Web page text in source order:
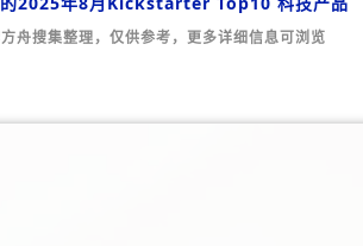
方舟搜集整理，仅供参考，更多详细信息可浏览